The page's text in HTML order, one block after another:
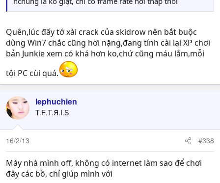
Quên,lúc đấy tớ xài crack của skidrow nên bắt buộc
dùng Win7 chắc cũng hơi nặng,đang tính cài lại XP chơi
bản Junkie xem có khá hơn ko,chứ cũng máu lắm,mỗi
tội PC cùi quá.
lephuchien
T.E.T.Я.I.S
16/2/13 #338
Máy nhà mình off, không có internet làm sao để chơi
đây các bồ, chỉ giúp mình với